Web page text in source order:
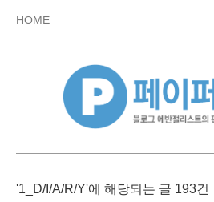
HOME
'1_D/I/A/R/Y'에 해당되는 글 193건